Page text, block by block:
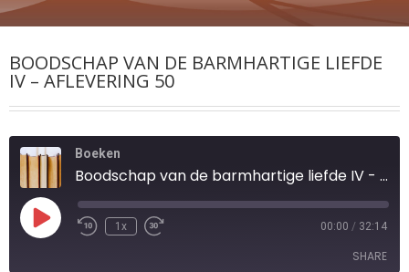
BOODSCHAP VAN DE BARMHARTIGE LIEFDE
IV – AFLEVERING 50
Boeken
Boodschap van de barmhartige liefde IV - aflevering 50
1x 00:00 / 32:14
SHARE